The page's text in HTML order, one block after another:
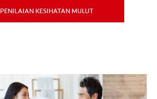
MY (MS)
PENILAIAN KESIHATAN MULUT